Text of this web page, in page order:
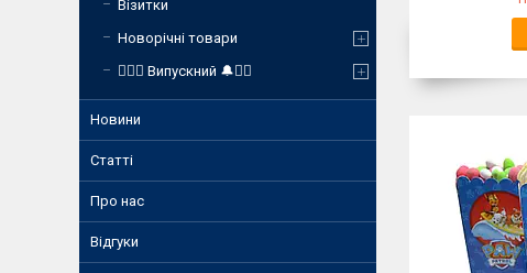
Візитки
Новорічні товари
❤️‍🔥🔔 Випускний 🔔❤️‍🔥
Новини
Статті
Про нас
Відгуки